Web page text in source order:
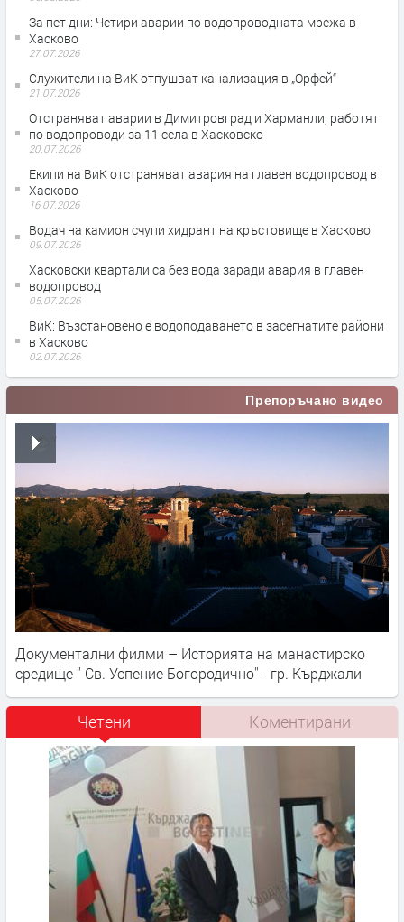
За пет дни: Четири аварии по водопроводната мрежа в
Хасково
27.07.2026
Служители на ВиК отпушват канализация в „Орфей“
21.07.2026
Отстраняват аварии в Димитровград и Харманли, работят
по водопроводи за 11 села в Хасковско
20.07.2026
Екипи на ВиК отстраняват авария на главен водопровод в
Хасково
16.07.2026
Водач на камион счупи хидрант на кръстовище в Хасково
09.07.2026
Хасковски квартали са без вода заради авария в главен
водопровод
05.07.2026
ВиК: Възстановено е водоподаването в засегнатите райони
в Хасково
02.07.2026
Препоръчано видео
Документални филми – Историята на манастирско
средище '' Св. Успение Богородично'' - гр. Кърджали
Четени Коментирани